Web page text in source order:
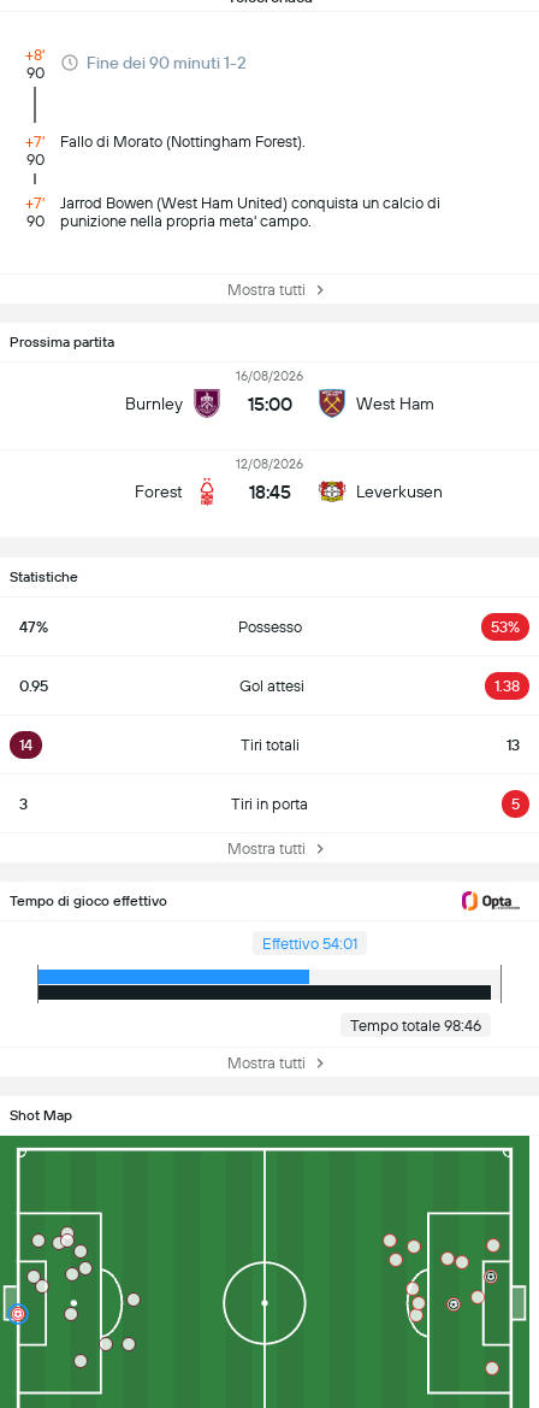
+8'
90
Fine dei 90 minuti 1-2
+7'
90
Fallo di Morato (Nottingham Forest).
+7'
90
Jarrod Bowen (West Ham United) conquista un calcio di
punizione nella propria meta' campo.
Mostra tutti
Prossima partita
Burnley
16/08/2026
15:00 West Ham
Forest
12/08/2026
18:45 Leverkusen
Statistiche
47% Possesso 53%
0.95 Gol attesi 1.38
14 Tiri totali 13
3 Tiri in porta 5
Mostra tutti
Tempo di gioco effettivo
Effettivo 54:01
Tempo totale 98:46
Mostra tutti
Shot Map